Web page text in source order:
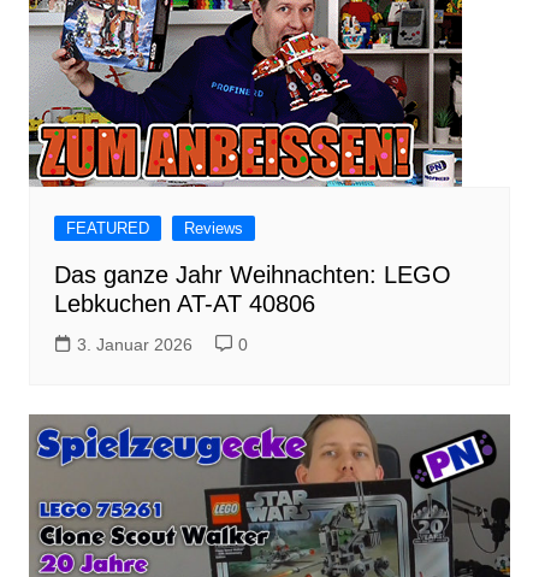
FEATURED Reviews
Das ganze Jahr Weihnachten: LEGO
Lebkuchen AT-AT 40806
3. Januar 2026 0